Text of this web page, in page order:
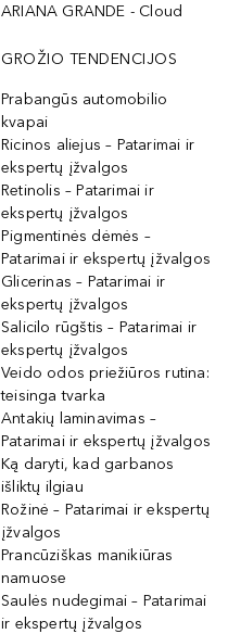
ARIANA GRANDE - Cloud
GROŽIO TENDENCIJOS
Prabangūs automobilio
kvapai
Ricinos aliejus – Patarimai ir
ekspertų įžvalgos
Retinolis – Patarimai ir
ekspertų įžvalgos
Pigmentinės dėmės –
Patarimai ir ekspertų įžvalgos
Glicerinas – Patarimai ir
ekspertų įžvalgos
Salicilo rūgštis – Patarimai ir
ekspertų įžvalgos
Veido odos priežiūros rutina:
teisinga tvarka
Antakių laminavimas –
Patarimai ir ekspertų įžvalgos
Ką daryti, kad garbanos
išliktų ilgiau
Rožinė – Patarimai ir ekspertų
įžvalgos
Prancūziškas manikiūras
namuose
Saulės nudegimai – Patarimai
ir ekspertų įžvalgos